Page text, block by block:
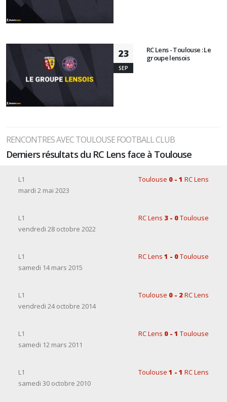
23
SEP
RC Lens - Toulouse : Le
groupe lensois
RENCONTRES AVEC TOULOUSE FOOTBALL CLUB
Derniers résultats du RC Lens face à Toulouse
L1 Toulouse 0 - 1 RC Lens
mardi 2 mai 2023
L1 RC Lens 3 - 0Toulouse
vendredi 28 octobre 2022
L1 RC Lens 1 - 0Toulouse
samedi 14 mars 2015
L1 Toulouse 0 - 2RC Lens
vendredi 24 octobre 2014
L1 RC Lens 0 - 1 Toulouse
samedi 12 mars 2011
L1 Toulouse 1 - 1 RC Lens
samedi 30 octobre 2010